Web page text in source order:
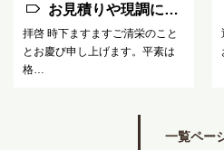
お見積りや現調に関
するお知らせ
拝啓 時下ますますご清栄のこと
とお慶び申し上げます。平素は
格…
一覧ペー